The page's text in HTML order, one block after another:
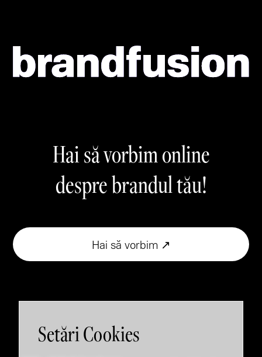
Setări Cookies
Hai să vorbim online
despre brandul tău!
Hai să vorbim ↗